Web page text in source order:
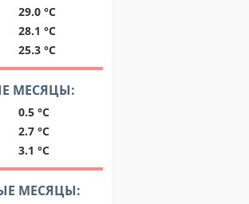
29.0 °C
28.1 °C
25.3 °C
МЕСЯЦЫ:
0.5 °C
2.7 °C
3.1 °C
МЕСЯЦЫ: